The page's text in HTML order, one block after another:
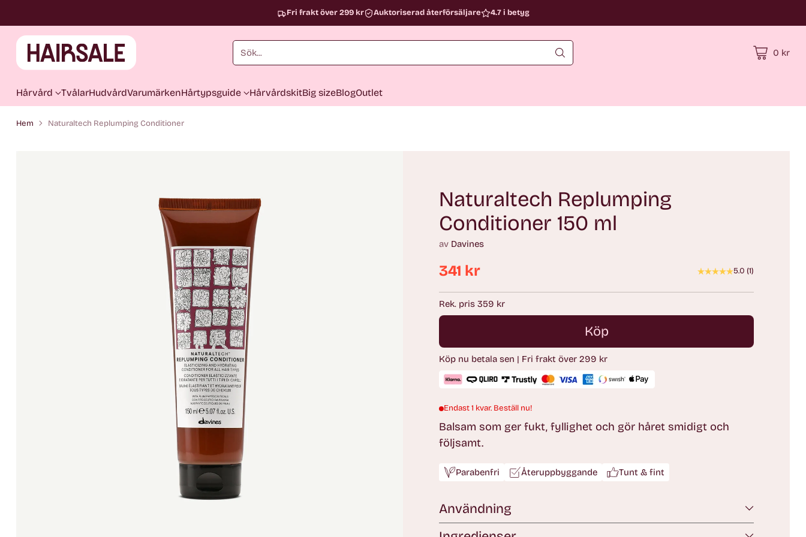
Sök... 0 kr
Hårvård TvålarHudvårdVarumärkenHårtypsguide HårvårdskitBig sizeBlogOutlet
Fri frakt över 299 kr Auktoriserad återförsäljare 4.7 i betyg
Hem Naturaltech Replumping Conditioner
Naturaltech Replumping
Conditioner 150 ml
av Davines
Ordinarie
pris
341 kr 5.0 (1)
Rek. pris 359 kr
Köp
Köp nu betala sen | Fri frakt över 299 kr
Endast 1 kvar. Beställ nu!
Balsam som ger fukt, fyllighet och gör håret smidigt och
följsamt.
Parabenfri Återuppbyggande Tunt & fint
Användning